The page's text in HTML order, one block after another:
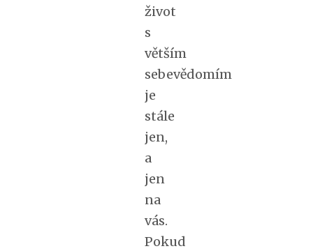
život
s
větším
sebevědomím
je
stále
jen,
a
jen
na
vás.
Pokud